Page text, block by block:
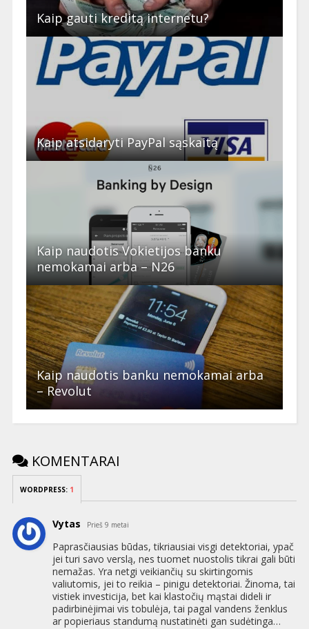
Kaip gauti kreditą internetu?
Kaip atsidaryti PayPal sąskaitą
Kaip naudotis Vokietijos banku
nemokamai arba – N26
Kaip naudotis banku nemokamai arba
– Revolut
KOMENTARAI
WORDPRESS: 1
Vytas Prieš 9 metai
Paprasčiausias būdas, tikriausiai visgi detektoriai, ypač
jei turi savo verslą, nes tuomet nuostolis tikrai gali būti
nemažas. Yra netgi veikiančių su skirtingomis
valiutomis, jei to reikia – pinigu detektoriai. Žinoma, tai
vistiek investicija, bet kai klastočių mąstai dideli ir
padirbinėjimai vis tobulėja, tai pagal vandens ženklus
ar popieriaus standumą nustatinėti gan sudėtinga…